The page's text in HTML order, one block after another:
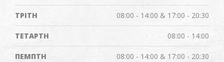
ΤΡΙΤΗ 08:00 - 14:00 & 17:00 - 20:30
ΤΕΤΑΡΤΗ 08:00 - 14:00
ΠΕΜΠΤΗ 08:00 - 14:00 & 17:00 - 20:30